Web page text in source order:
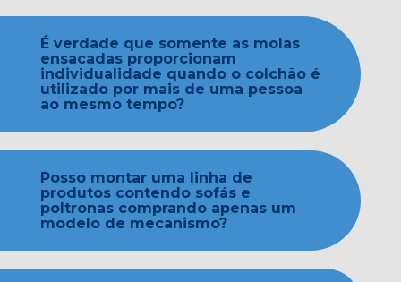
É verdade que somente as molas
ensacadas proporcionam
individualidade quando o colchão é
utilizado por mais de uma pessoa
ao mesmo tempo?
Posso montar uma linha de
produtos contendo sofás e
poltronas comprando apenas um
modelo de mecanismo?